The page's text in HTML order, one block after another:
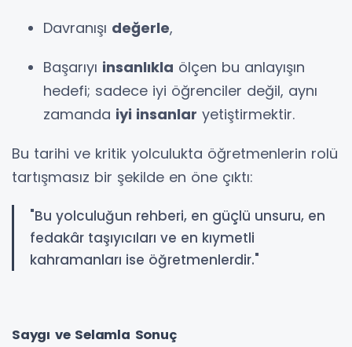
Davranışı değerle,
Başarıyı insanlıkla ölçen bu anlayışın
hedefi; sadece iyi öğrenciler değil, aynı
zamanda iyi insanlar yetiştirmektir.
Bu tarihi ve kritik yolculukta öğretmenlerin rolü
tartışmasız bir şekilde en öne çıktı:
"Bu yolculuğun rehberi, en güçlü unsuru, en
fedakâr taşıyıcıları ve en kıymetli
kahramanları ise öğretmenlerdir."
Saygı ve Selamla Sonuç